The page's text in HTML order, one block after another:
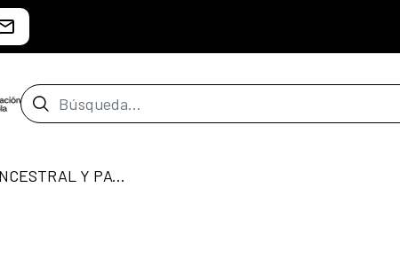
Barra de búsqueda
TALLER DE COCINA ANCESTRAL Y PATRIMONIAL del proyecto “Germinando nuestro barrio”